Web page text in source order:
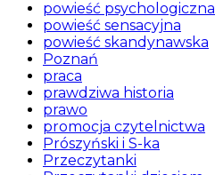
powieść psychologiczna
powieść sensacyjna
powieść skandynawska
Poznań
praca
prawdziwa historia
prawo
promocja czytelnictwa
Prószyński i S-ka
Przeczytanki